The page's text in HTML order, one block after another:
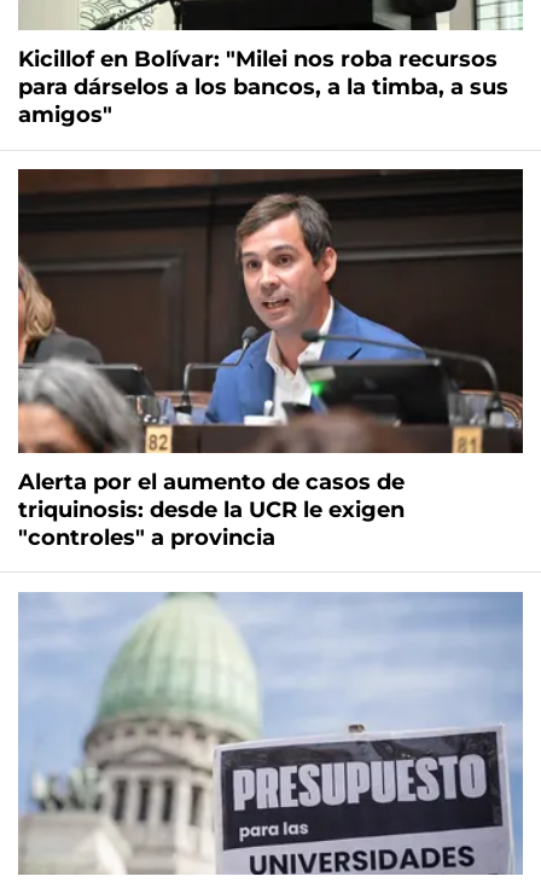
Kicillof en Bolívar: "Milei nos roba recursos
para dárselos a los bancos, a la timba, a sus
amigos"
Alerta por el aumento de casos de
triquinosis: desde la UCR le exigen
"controles" a provincia